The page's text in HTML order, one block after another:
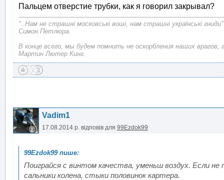
Пальцем отверстие трубки, как я говорил закрывал?
"..Нам не страшні московські воші, нам страшні українські гниди"
Симон Петлюра.
В конце всего, мы будем помнить не оскорбления наших врагов,
Мартин Лютер Кинг.
Vadim1
17.08.2014 р. відповів для 99Ezdok99
Поиграйся с винтом качества, уменьш воздух. Если
сальники колена, стыки половинок картера.